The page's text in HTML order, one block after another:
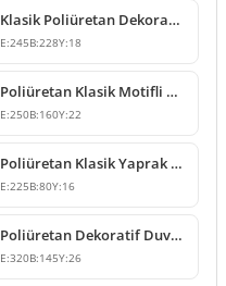
Klasik Poliüretan Dekoratif Duvar Süsleme Modeli
E:245B:228Y:18
Poliüretan Klasik Motifli Duvar ve Mobilya Süsleme Modeli
E:250B:160Y:22
Poliüretan Klasik Yaprak Desenli Dekoratif Süsleme Modeli
E:225B:80Y:16
Poliüretan Dekoratif Duvar Süsleme Modeli
E:320B:145Y:26